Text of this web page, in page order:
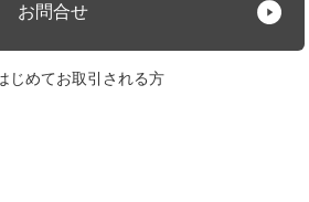
お問合せ
じめてお取引される方